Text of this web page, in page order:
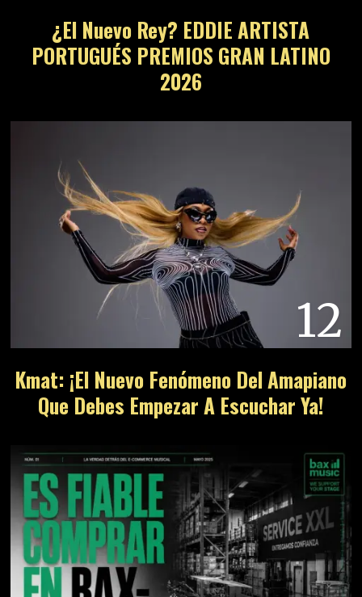
¿El Nuevo Rey? EDDIE ARTISTA
PORTUGUÉS PREMIOS GRAN LATINO
2026
12
Kmat: ¡El Nuevo Fenómeno Del Amapiano
Que Debes Empezar A Escuchar Ya!